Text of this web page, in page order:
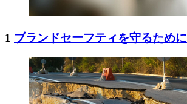
1 ブランドセーフティを守るために